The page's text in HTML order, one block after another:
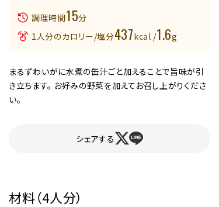
調理時間15分
1人分のカロリー/塩分437kcal /1.6g
まるずわいがに水煮の缶汁ごと加えることで旨味が引
き立ちます。 お好みの野菜を加えてお召し上がりくださ
い。
シェアする
材料（4人分）